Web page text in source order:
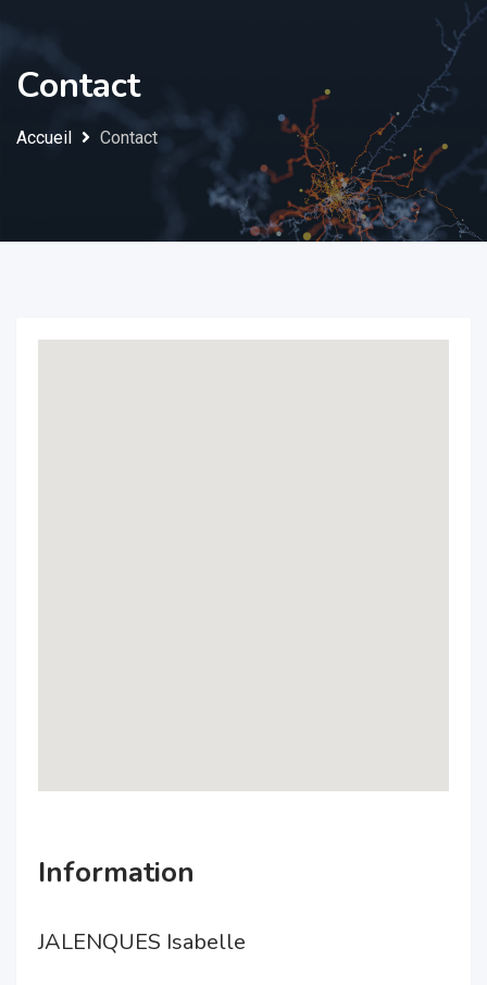
Contact
Accueil Contact
Information
JALENQUES Isabelle